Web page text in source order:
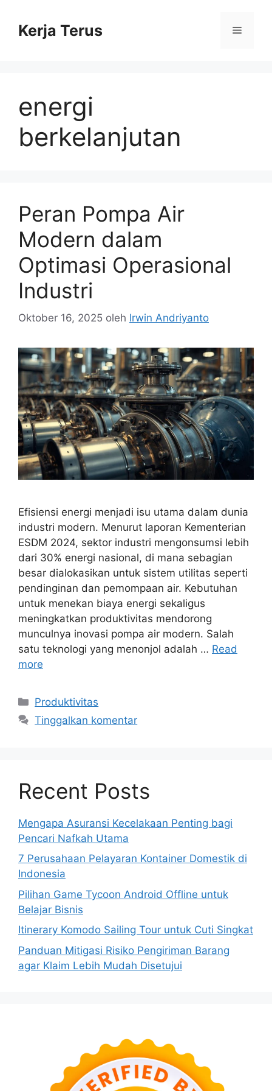
Kerja Terus Menu
energi
berkelanjutan
Peran Pompa Air
Modern dalam
Optimasi Operasional
Industri
Oktober 16, 2025 oleh Irwin Andriyanto
Efisiensi energi menjadi isu utama dalam dunia
industri modern. Menurut laporan Kementerian
ESDM 2024, sektor industri mengonsumsi lebih
dari 30% energi nasional, di mana sebagian
besar dialokasikan untuk sistem utilitas seperti
pendinginan dan pemompaan air. Kebutuhan
untuk menekan biaya energi sekaligus
meningkatkan produktivitas mendorong
munculnya inovasi pompa air modern. Salah
satu teknologi yang menonjol adalah … Read
more
Kategori
Produktivitas
Tinggalkan komentar
Recent Posts
Mengapa Asuransi Kecelakaan Penting bagi
Pencari Nafkah Utama
7 Perusahaan Pelayaran Kontainer Domestik di
Indonesia
Pilihan Game Tycoon Android Offline untuk
Belajar Bisnis
Itinerary Komodo Sailing Tour untuk Cuti Singkat
Panduan Mitigasi Risiko Pengiriman Barang
agar Klaim Lebih Mudah Disetujui